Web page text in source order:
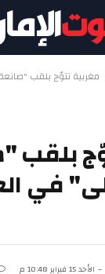
مغربية تتوّج بلقب "صانعة
بلقب
في
الأحد 15 فبراير 10:48 م